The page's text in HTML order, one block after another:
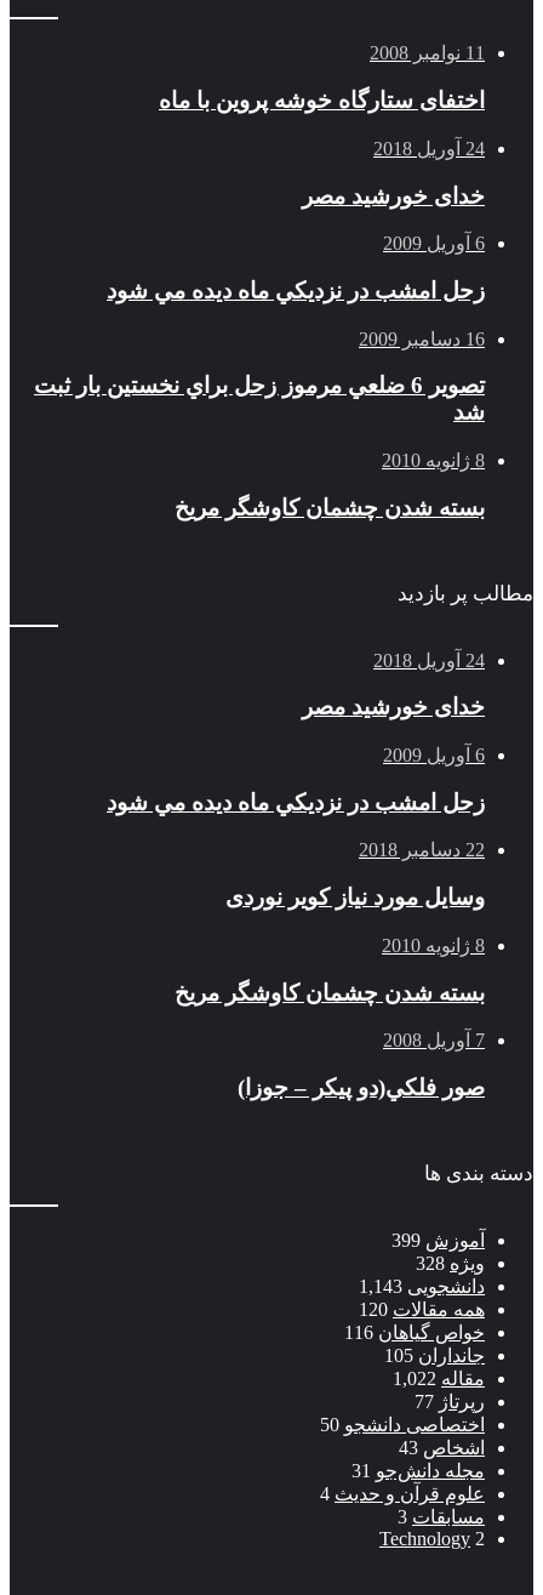
11 نوامبر 2008
اختفای ستارگاه خوشه پروین با ماه
24 آوریل 2018
خدای خورشید مصر
6 آوریل 2009
زحل امشب در نزديكي ماه ديده مي شود
16 دسامبر 2009
تصوير 6 ضلعي مرموز زحل براي نخستين بار ثبت
شد
8 ژانویه 2010
بسته شدن چشمان کاوشگر مريخ
مطالب پر بازدید
24 آوریل 2018
خدای خورشید مصر
6 آوریل 2009
زحل امشب در نزديكي ماه ديده مي شود
22 دسامبر 2018
وسایل مورد نیاز کویر نوردی
8 ژانویه 2010
بسته شدن چشمان کاوشگر مريخ
7 آوریل 2008
صور فلكي(دو پیکر – جوزا)
دسته بندی ها
آموزش 399
ویژه 328
دانشجویی 1,143
همه مقالات 120
خواص گیاهان 116
جانداران 105
مقاله 1,022
رپرتاژ 77
اختصاصی دانشجو 50
اشخاص 43
مجله دانش‌جو 31
علوم قرآن و حدیث 4
مسابقات 3
Technology 2